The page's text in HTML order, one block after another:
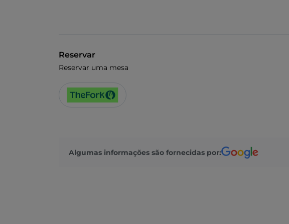
Reservar
Reservar uma mesa
Algumas informações são fornecidas por: